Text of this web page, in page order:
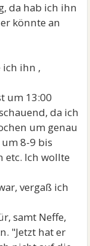
da hab ich ihn
könnte an
ich ihn ,
um 13:00
da ich
um genau
8-9 bis
etc. Ich wollte
vergaß ich
samt Neffe,
"Jetzt hat er